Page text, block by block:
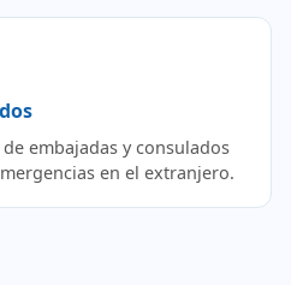
embajadas y consulados
en el extranjero.